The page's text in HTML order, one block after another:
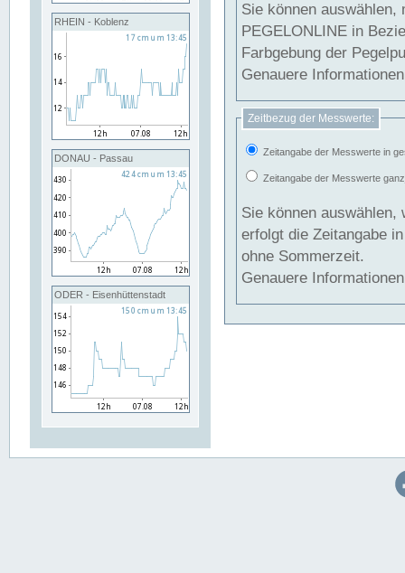
RHEIN - Koblenz
DONAU - Passau
ODER - Eisenhüttenstadt
Sie können
PEGELONLINE in Beziehung
Farbgebung der
Genauere
Zeitbezug der Messwerte:
Zeitangabe der Messwerte in
Zeitangabe der Messwerte
Sie können auswählen,
erfolgt die Zeitangabe
ohne Sommerzeit.
Genauere